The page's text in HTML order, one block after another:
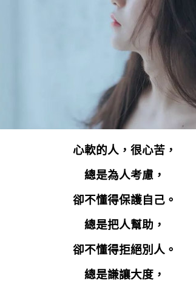
心軟的人，很心苦，
總是為人考慮，
卻不懂得保護自己。
總是把人幫助，
卻不懂得拒絕別人。
總是謙讓大度，